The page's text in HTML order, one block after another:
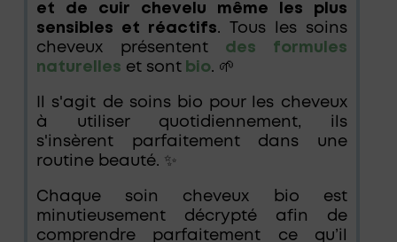
et de cuir chevelu même les plus
sensibles et réactifs. Tous les soins
cheveux présentent des formules
naturelles et sont bio. 🌱
Il s'agit de soins bio pour les cheveux
à utiliser quotidiennement, ils
s'insèrent parfaitement dans une
routine beauté. ✨
Chaque soin cheveux bio est
minutieusement décrypté afin de
comprendre parfaitement ce qu’il